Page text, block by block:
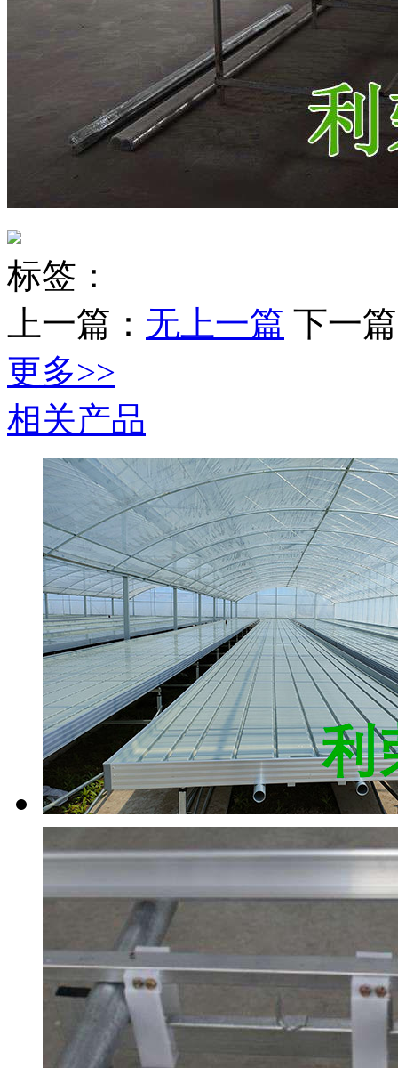
标签：
上一篇： 无上一篇 下一
更多>>
相关产品